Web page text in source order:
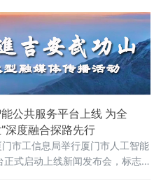
公共服务平台上线 为全
深度融合探路先行
市工信息局举行厦门市人工智能
正式启动上线新闻发布会，标志